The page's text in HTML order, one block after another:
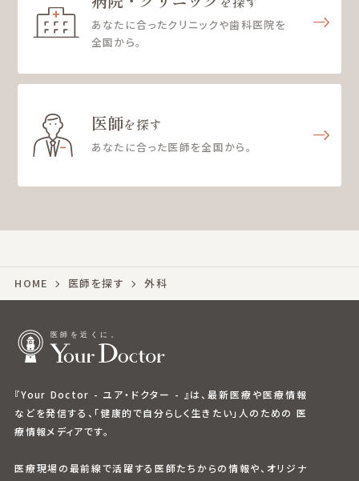
あなたに合ったクリニックや歯科医院を
全国から。
医師を探す
あなたに合った医師を全国から。
HOME 医師を探す 外科
『Your Doctor - ユア・ドクター - 』は、最新医療や医療情報
などを発信する、「健康的で自分らしく生きたい」人のための 医
療情報メディアです。
医療現場の最前線で活躍する医師たちからの情報や、オリジナ